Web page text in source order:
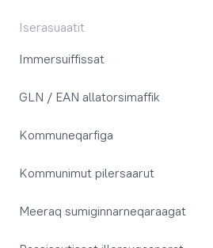
Iserasuaatit
Immersuiffissat
GLN / EAN allatorsimaffik
Kommuneqarfiga
Kommunimut pilersaarut
Meeraq sumiginnarneqaraagat